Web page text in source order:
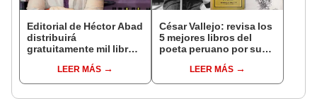
Editorial de Héctor Abad
distribuirá
gratuitamente mil libros
CartagenaLEER MÁS
César Vallejo: revisa los
5 mejores libros del
poeta peruano por sus
LEER MÁS